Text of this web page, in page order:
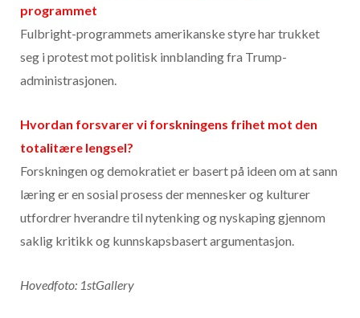
programmet
Fulbright-programmets amerikanske styre har trukket
seg i protest mot politisk innblanding fra Trump-
administrasjonen.
Hvordan forsvarer vi forskningens frihet mot den
totalitære lengsel?
Forskningen og demokratiet er basert på ideen om at sann
læring er en sosial prosess der mennesker og kulturer
utfordrer hverandre til nytenking og nyskaping gjennom
saklig kritikk og kunnskapsbasert argumentasjon.
Hovedfoto: 1stGallery